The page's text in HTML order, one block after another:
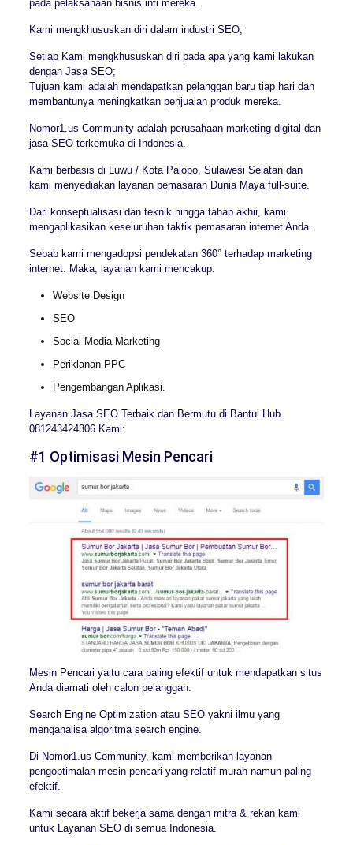
pada pelaksanaan bisnis inti mereka.
Kami mengkhususkan diri dalam industri SEO;
Setiap Kami mengkhususkan diri pada apa yang kami lakukan
dengan Jasa SEO;
Tujuan kami adalah mendapatkan pelanggan baru tiap hari dan
membantunya meningkatkan penjualan produk mereka.
Nomor1.us Community adalah perusahaan marketing digital dan
jasa SEO terkemuka di Indonesia.
Kami berbasis di Luwu / Kota Palopo, Sulawesi Selatan dan
kami menyediakan layanan pemasaran Dunia Maya full-suite.
Dari konseptualisasi dan teknik hingga tahap akhir, kami
mengaplikasikan keseluruhan taktik pemasaran internet Anda.
Sebab kami mengadopsi pendekatan 360° terhadap marketing
internet. Maka, layanan kami mencakup:
Website Design
SEO
Social Media Marketing
Periklanan PPC
Pengembangan Aplikasi.
Layanan Jasa SEO Terbaik dan Bermutu di Bantul Hub
081243424306 Kami:
#1 Optimisasi Mesin Pencari
Mesin Pencari yaitu cara paling efektif untuk mendapatkan situs
Anda diamati oleh calon pelanggan.
Search Engine Optimization atau SEO yakni ilmu yang
menganalisa algoritma search engine.
Di Nomor1.us Community, kami memberikan layanan
pengoptimalan mesin pencari yang relatif murah namun paling
efektif.
Kami secara aktif bekerja sama dengan mitra & rekan kami
untuk Layanan SEO di semua Indonesia.